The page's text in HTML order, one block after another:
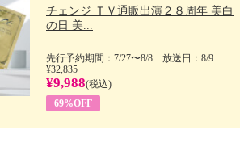
チェンジ ＴＶ通販出演２８周年 美白
の日 美...
先行予約期間：7/27〜8/8 放送日：8/9
¥32,835
¥9,988(税込)
69%OFF